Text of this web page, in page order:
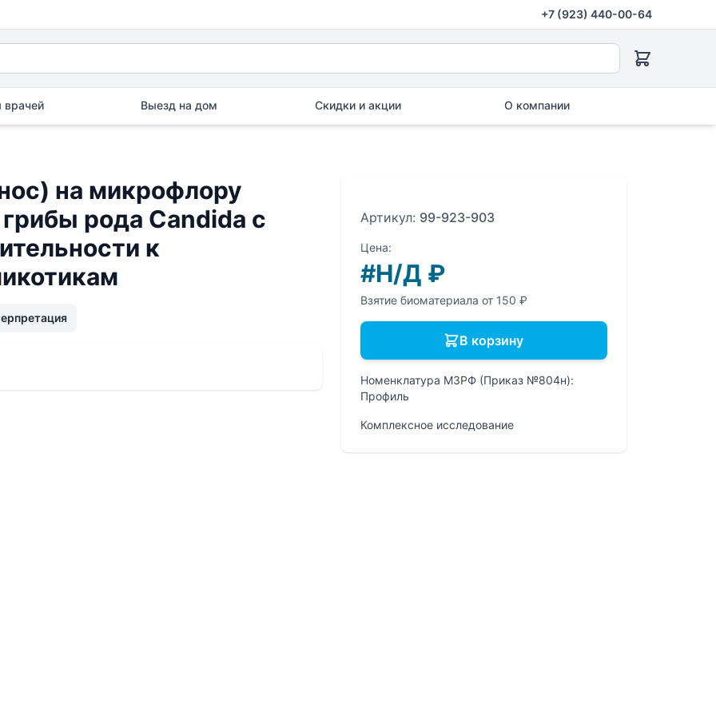
+7 (923) 440-00-64
Выезд на дом Скидки и акции О компании
на микрофлору
рода Candida с
к
Артикул: 99-923-903
Цена:
#Н/Д ₽
Взятие биоматериала от 150 ₽
В корзину
Номенклатура МЗРФ (Приказ №804н):
Профиль
Комплексное исследование